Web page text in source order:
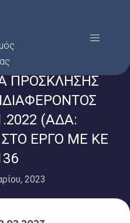
Menu
ΠΡΟΣΚΛΗΣΗΣ
(ΑΔΑ:
ΕΡΓΟ ΜΕ ΚΕ
2023